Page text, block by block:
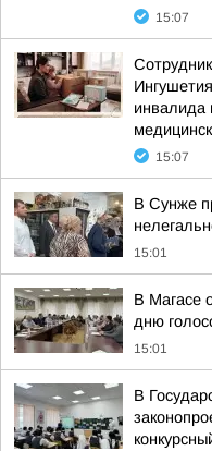
15:07
инвалида
15:07
В Сунже
15:01
В Магасе
дню
15:01
В